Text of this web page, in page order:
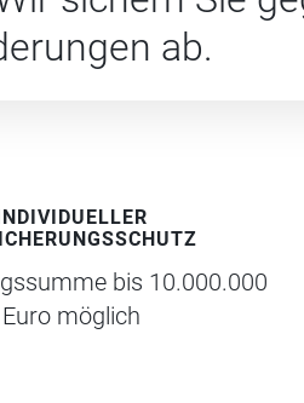
ab.
bis 10.000.000
Euro möglich